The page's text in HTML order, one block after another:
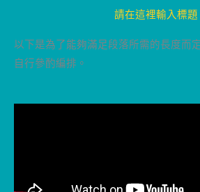
請在這裡輸入標題
以下是為了能夠滿足段落所需的長度而
自行參酌編排。